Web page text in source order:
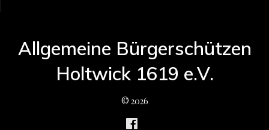
Allgemeine Bürgerschützen
Holtwick 1619 e.V.
© 2026